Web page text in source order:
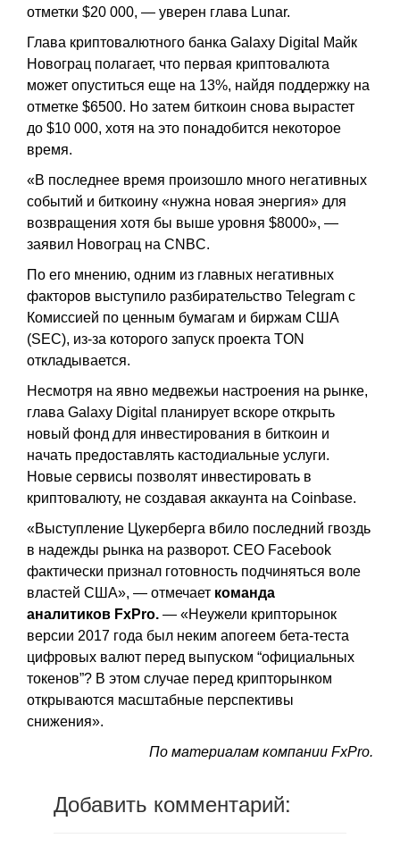
отметки $20 000, — уверен глава Lunar.
Глава криптовалютного банка Galaxy Digital Майк
Новограц полагает, что первая криптовалюта
может опуститься еще на 13%, найдя поддержку на
отметке $6500. Но затем биткоин снова вырастет
до $10 000, хотя на это понадобится некоторое
время.
«В последнее время произошло много негативных
событий и биткоину «нужна новая энергия» для
возвращения хотя бы выше уровня $8000», —
заявил Новограц на CNBC.
По его мнению, одним из главных негативных
факторов выступило разбирательство Telegram с
Комиссией по ценным бумагам и биржам США
(SEC), из-за которого запуск проекта TON
откладывается.
Несмотря на явно медвежьи настроения на рынке,
глава Galaxy Digital планирует вскоре открыть
новый фонд для инвестирования в биткоин и
начать предоставлять кастодиальные услуги.
Новые сервисы позволят инвестировать в
криптовалюту, не создавая аккаунта на Coinbase.
«Выступление Цукерберга вбило последний гвоздь
в надежды рынка на разворот. СЕО Facebook
фактически признал готовность подчиняться воле
властей США», — отмечает команда
аналитиков FxPro. — «Неужели крипторынок
версии 2017 года был неким апогеем бета-теста
цифровых валют перед выпуском “официальных
токенов”? В этом случае перед крипторынком
открываются масштабные перспективы
снижения».
По материалам компании FxPro.
Добавить комментарий: